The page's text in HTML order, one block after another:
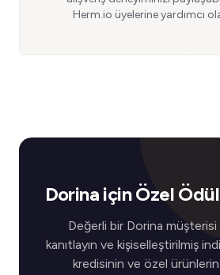
Herm.io üyelerine yardımcı
Dorina için Özel
Değerli bir Dorina
kanıtlayın ve kişiselleştirilmiş
kredisinin ve özel ürünlerin